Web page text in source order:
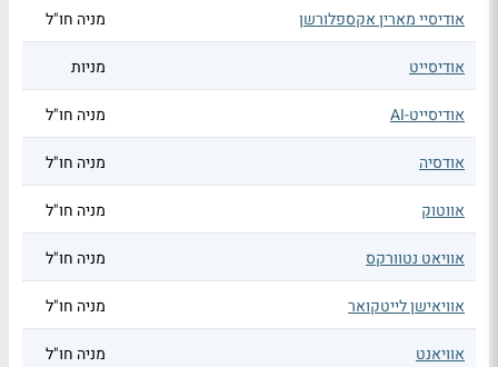
אודיסיי מארין אקספלורשן מניה חו"ל
אודיסייט מניות
אודיסייט-AI מניה חו"ל
אודסיה מניה חו"ל
אווטוק מניה חו"ל
אוויאט נטוורקס מניה חו"ל
אוויאישן לייטקואר מניה חו"ל
אוויאנט מניה חו"ל